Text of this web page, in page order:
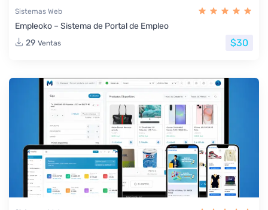
Sistemas Web
Empleoko – Sistema de Portal de Empleo
29 Ventas $30